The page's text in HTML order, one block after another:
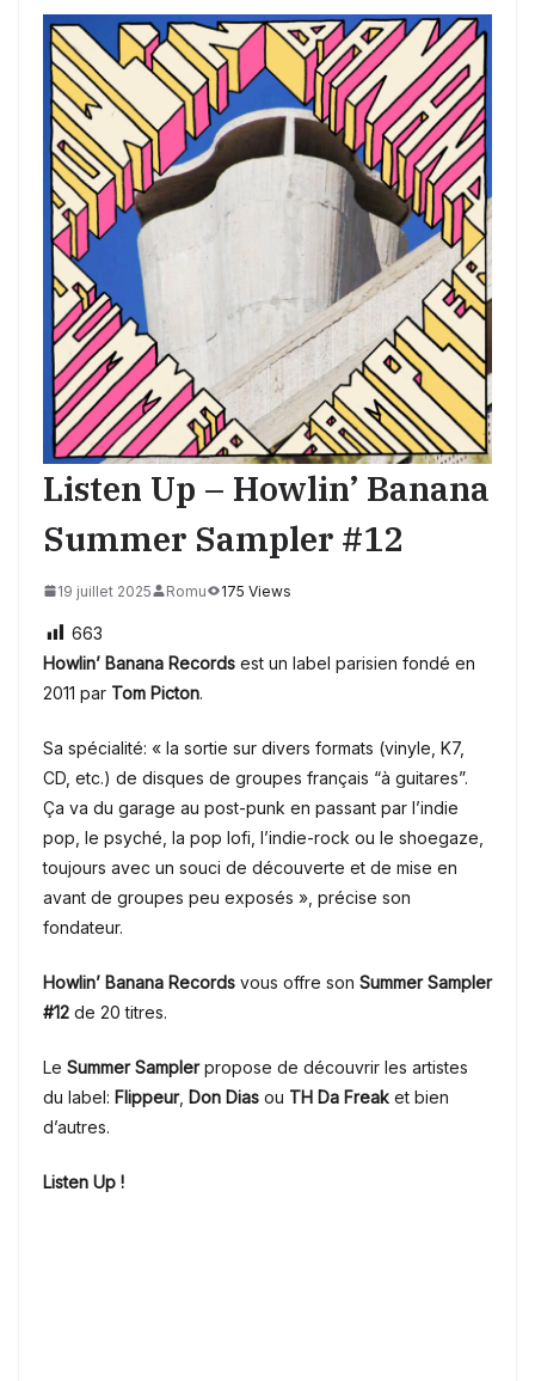
Listen Up – Howlin’ Banana
Summer Sampler #12
19 juillet 2025 Romu 175 Views
663
Howlin’ Banana Records est un label parisien fondé en
2011 par Tom Picton.
Sa spécialité: « la sortie sur divers formats (vinyle, K7,
CD, etc.) de disques de groupes français “à guitares”.
Ça va du garage au post-punk en passant par l’indie
pop, le psyché, la pop lofi, l’indie-rock ou le shoegaze,
toujours avec un souci de découverte et de mise en
avant de groupes peu exposés », précise son
fondateur.
Howlin’ Banana Records vous offre son Summer Sampler
#12 de 20 titres.
Le Summer Samplerpropose de découvrir les artistes
du label: Flippeur, Don Dias ou TH Da Freak et bien
d’autres.
Listen Up !